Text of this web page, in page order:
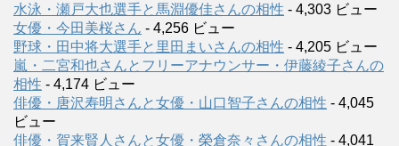
水泳・瀬戸大也選手と馬淵優佳さんの相性 - 4,303 ビュー
女優・今田美桜さん - 4,256 ビュー
野球・田中将大選手と里田まいさんの相性 - 4,205 ビュー
嵐・二宮和也さんとフリーアナウンサー・伊藤綾子さんの
相性 - 4,174 ビュー
俳優・唐沢寿明さんと女優・山口智子さんの相性 - 4,045
ビュー
俳優・賀来賢人さんと女優・榮倉奈々さんの相性 - 4,041